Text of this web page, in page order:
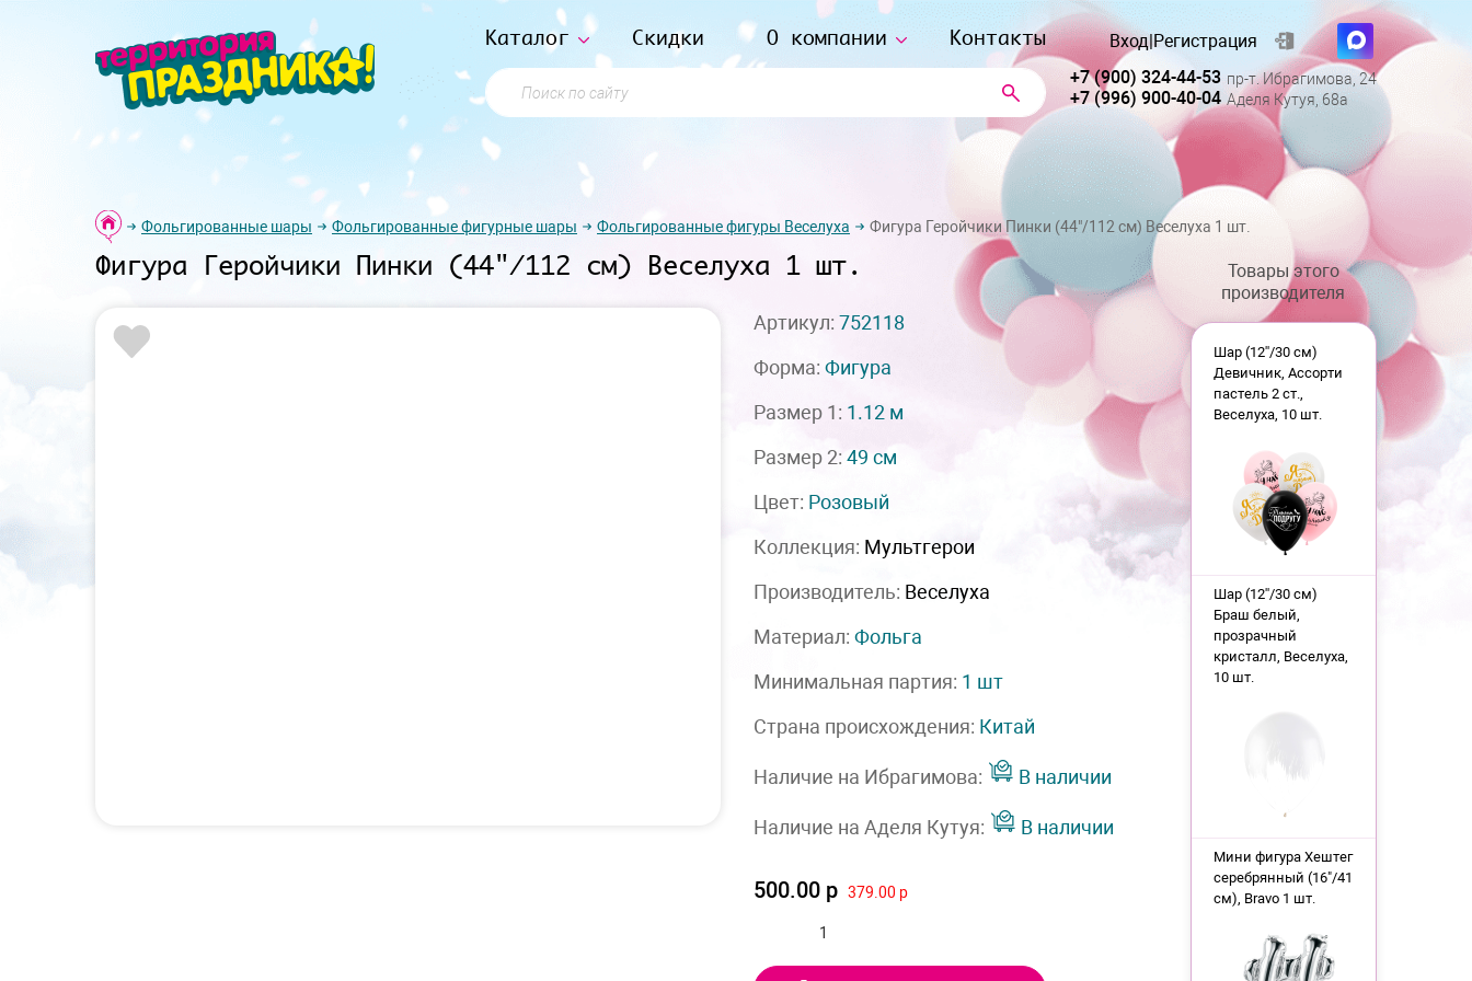
Каталог Скидки О компании Контакты
Поиск по сайту
Вход|Регистрация
+7 (900) 324-44-53 пр-т. Ибрагимова, 24
+7 (996) 900-40-04 Аделя Кутуя, 68а
Фольгированные шары Фольгированные фигурные шары Фольгированные фигуры Веселуха Фигура Геройчики Пинки (44"/112 см) Веселуха 1 шт.
Фигура Геройчики Пинки (44"/112 см) Веселуха 1 шт.
Артикул: 752118
Форма: Фигура
Размер 1: 1.12 м
Размер 2: 49 см
Цвет: Розовый
Коллекция: Мультгерои
Производитель: Веселуха
Материал: Фольга
Минимальная партия: 1 шт
Страна происхождения: Китай
Наличие на Ибрагимова: В наличии
Наличие на Аделя Кутуя: В наличии
500.00 р 379.00 р
Товары этого
производителя
Шар (12''/30 см)
Девичник, Ассорти
пастель 2 ст.,
Веселуха, 10 шт.
Шар (12''/30 см)
Браш белый,
прозрачный
кристалл, Веселуха,
10 шт.
Мини фигура Хештег
серебрянный (16"/41
см), Bravo 1 шт.